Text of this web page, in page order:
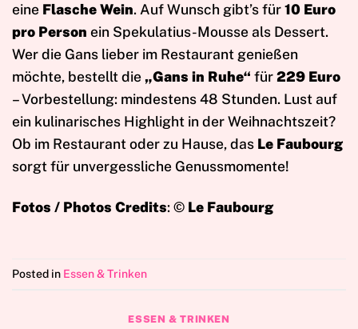
eine Flasche Wein. Auf Wunsch gibt’s für10 Euro
pro Person ein Spekulatius-Mousse als Dessert.
Wer die Gans lieber im Restaurant genießen
möchte, bestellt die „Gans in Ruhe“ für229 Euro
– Vorbestellung: mindestens 48 Stunden. Lust auf
ein kulinarisches Highlight in der Weihnachtszeit?
Ob im Restaurant oder zu Hause, das Le Faubourg
sorgt für unvergessliche Genussmomente!
Fotos / Photos Credits: © Le Faubourg
Posted in Essen & Trinken
ESSEN & TRINKEN